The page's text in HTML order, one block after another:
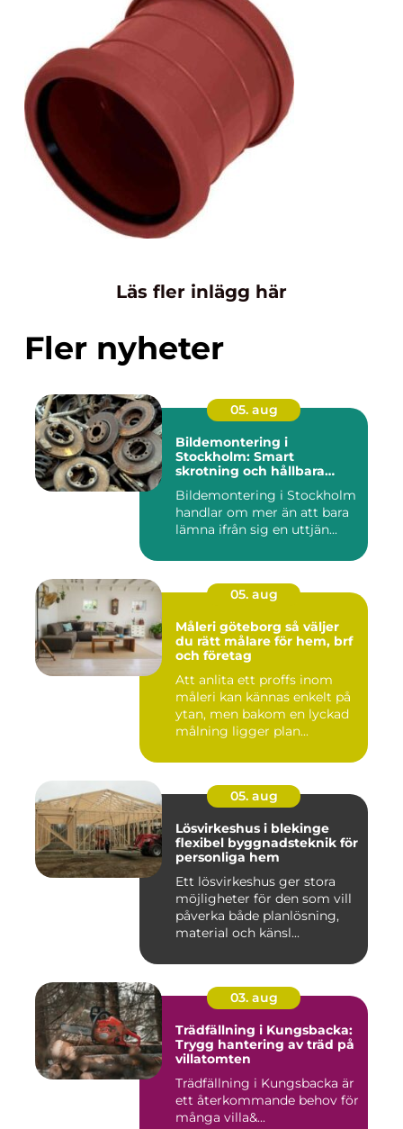
Läs fler inlägg här
Fler nyheter
05. aug
Bildemontering i
Stockholm: Smart
skrotning och hållbara
Bildemontering i Stockholm
handlar om mer än att bara
lämna ifrån sig en uttjän...
05. aug
Måleri göteborg så väljer
du rätt målare för hem, brf
och företag
Att anlita ett proffs inom
måleri kan kännas enkelt på
ytan, men bakom en lyckad
målning ligger plan...
05. aug
Lösvirkeshus i blekinge
flexibel byggnadsteknik för
personliga hem
Ett lösvirkeshus ger stora
möjligheter för den som vill
påverka både planlösning,
material och känsl...
03. aug
Trädfällning i Kungsbacka:
Trygg hantering av träd på
villatomten
Trädfällning i Kungsbacka är
ett återkommande behov för
många villa&...